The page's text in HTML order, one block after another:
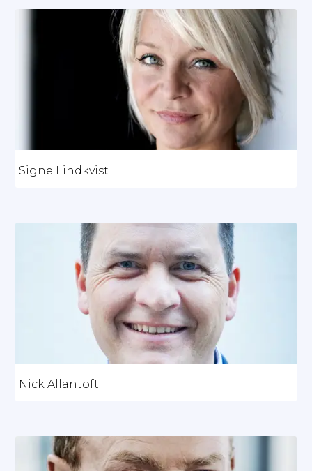
Signe Lindkvist
Nick Allantoft